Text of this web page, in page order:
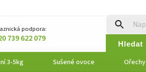
podpora:
739 622 079 Hledat
3-5kg Sušené ovoce Ořechy